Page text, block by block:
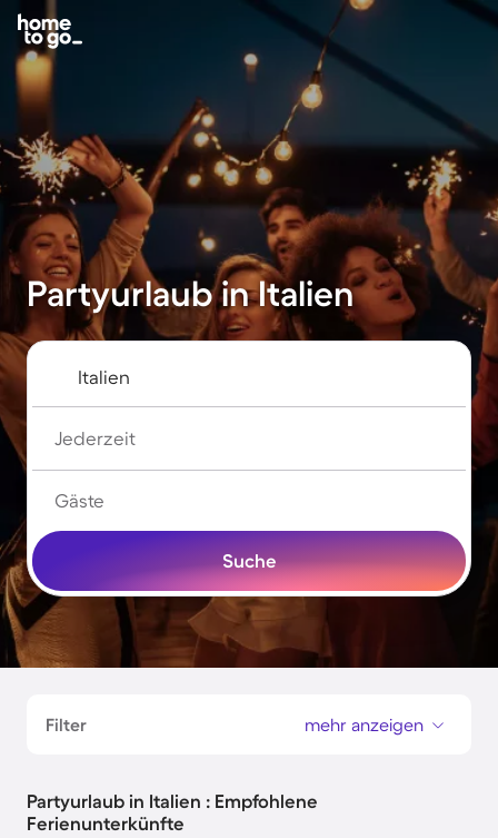
Partyurlaub in Italien
Jederzeit
Gäste
Suche
Filter mehr anzeigen
Partyurlaub in Italien : Empfohlene
Ferienunterkünfte